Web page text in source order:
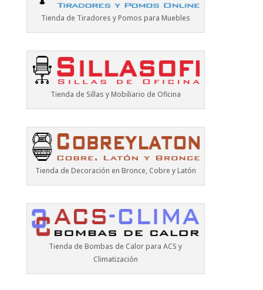
Tienda de Tiradores y Pomos para Muebles
Tienda de Sillas y Mobiliario de Oficina
Tienda de Decoración en Bronce, Cobre y Latón
Tienda de Bombas de Calor para ACS y
Climatización